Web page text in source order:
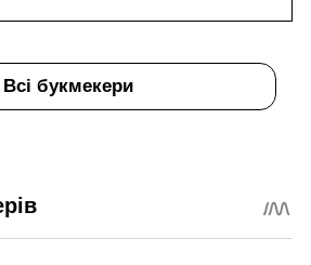
Всі букмекери